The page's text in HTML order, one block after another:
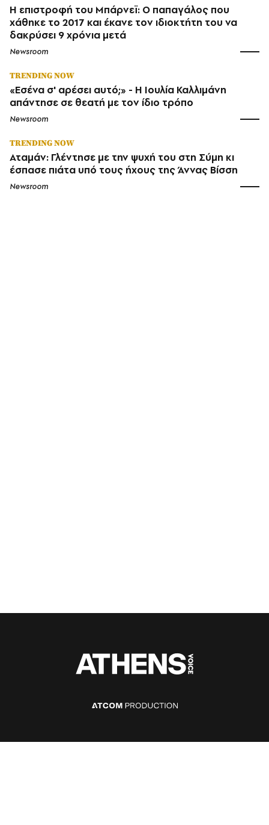
Η επιστροφή του Μπάρνεϊ: Ο παπαγάλος που
χάθηκε το 2017 και έκανε τον ιδιοκτήτη του να
δακρύσει 9 χρόνια μετά
Newsroom
TRENDING NOW
«Εσένα σ' αρέσει αυτό;» - Η Ιουλία Καλλιμάνη
απάντησε σε θεατή με τον ίδιο τρόπο
Newsroom
TRENDING NOW
Αταμάν: Γλέντησε με την ψυχή του στη Σύμη κι
έσπασε πιάτα υπό τους ήχους της Άννας Βίσση
Newsroom